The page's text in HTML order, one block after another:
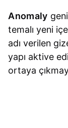
Anomaly
temalı yeni
adı verilen
yapı aktive
ortaya